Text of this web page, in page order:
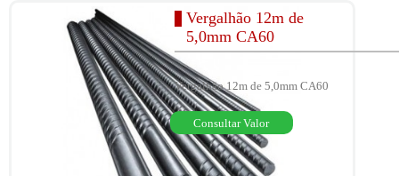
Vergalhão 12m de
5,0mm CA60
Vergalhão 12m de 5,0mm CA60
Consultar Valor